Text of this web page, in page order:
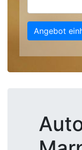
Angebot